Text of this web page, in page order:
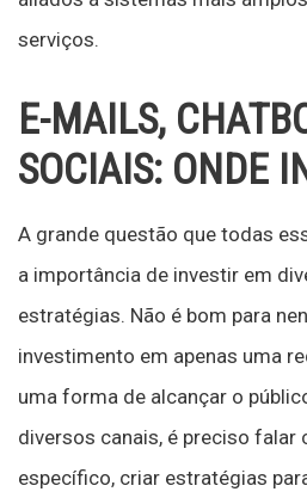
serviços.
E-MAILS,
SOCIAIS: ONDE
A grande questão que todas
a importância de investir em
estratégias. Não é bom para
investimento em apenas uma
uma forma de alcançar o
diversos canais, é preciso falar
específico, criar estratégias